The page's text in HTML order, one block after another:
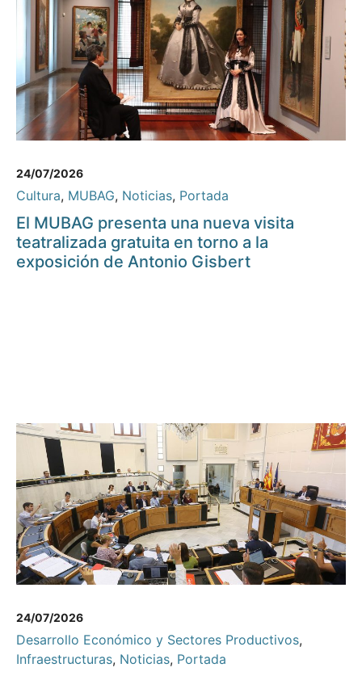
24/07/2026
Cultura, MUBAG, Noticias, Portada
El MUBAG presenta una nueva visita
teatralizada gratuita en torno a la
exposición de Antonio Gisbert
24/07/2026
Desarrollo Económico y Sectores Productivos,
Infraestructuras, Noticias, Portada